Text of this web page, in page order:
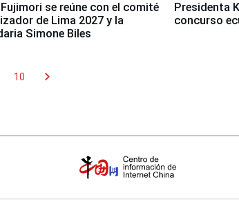
Fujimori se reúne con el comité
de Lima 2027 y la
Simone Biles
Presidenta
concurso
10 chevron_right